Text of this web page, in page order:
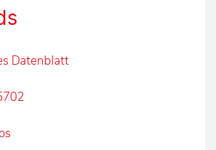
Datenblatt